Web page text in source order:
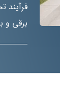
فرآیند
برقی و